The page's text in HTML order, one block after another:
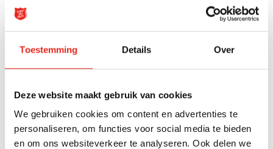
Toestemming Details Over
Deze website maakt gebruik van cookies
We gebruiken cookies om content en advertenties te
personaliseren, om functies voor social media te bieden
en om ons websiteverkeer te analyseren. Ook delen we
gemeente en het aanvragen van een uitkering.
Dit zijn de eerste stappen naar herstel.
Doelgroep
Volwassenen
Indicatie
Wmo
24-
uursbegeleiding
Leefsituatie
Eigen kamer